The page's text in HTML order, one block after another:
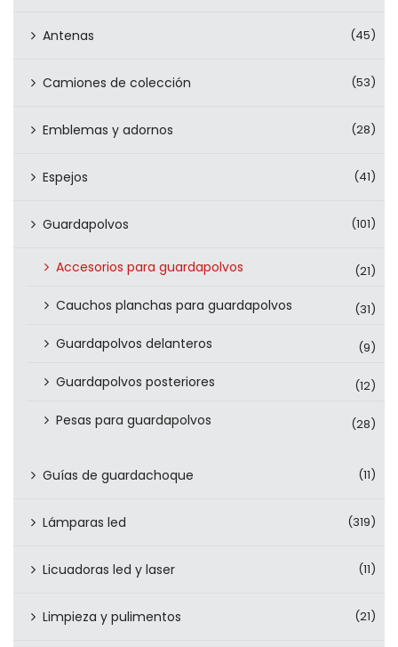
Antenas (45)
Camiones de colección (53)
Emblemas y adornos (28)
Espejos (41)
Guardapolvos (101)
Accesorios para guardapolvos (21)
Cauchos planchas para guardapolvos (31)
Guardapolvos delanteros (9)
Guardapolvos posteriores (12)
Pesas para guardapolvos (28)
Guías de guardachoque (11)
Lámparas led (319)
Licuadoras led y laser (11)
Limpieza y pulimentos (21)